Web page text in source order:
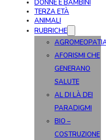
DONNE E BAMBINI
TERZA ETÀ
ANIMALI
RUBRICHE
AFORISMI CHE
GENERANO
SALUTE
AL DI LÀ DEI
PARADIGMI
BIO –
COSTRUZIONE